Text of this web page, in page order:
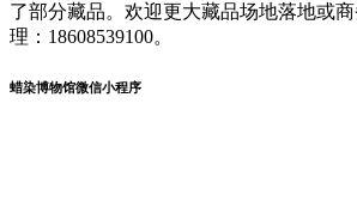
了部分藏品。欢迎更大藏品场地落地或
理：18608539100。
蜡染博物馆微信小程序